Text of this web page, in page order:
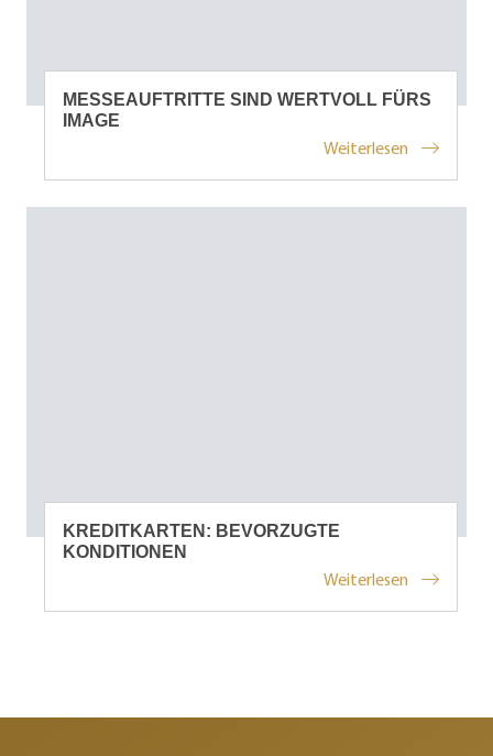
MESSEAUFTRITTE SIND WERTVOLL FÜRS
IMAGE
Weiterlesen
KREDITKARTEN: BEVORZUGTE
KONDITIONEN
Weiterlesen